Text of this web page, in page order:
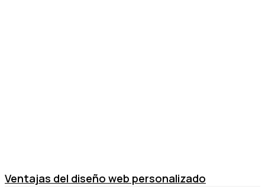
Ventajas del diseño web personalizado